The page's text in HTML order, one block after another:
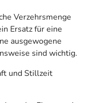
kurz vor dem
Verzehrsmenge
Ersatz für eine
ausgewogene
sind wichtig.
und Stillzeit